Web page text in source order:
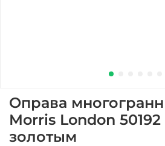
Оправа
Morris London 50192
золотым